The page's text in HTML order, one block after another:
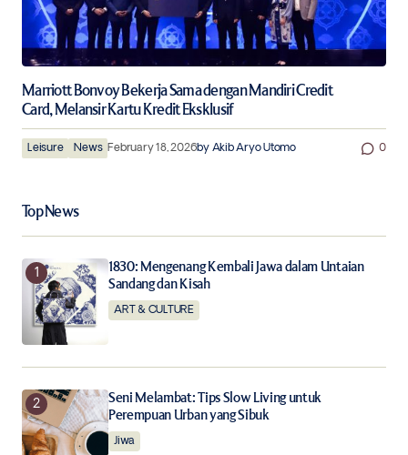
Marriott Bonvoy Bekerja Sama dengan Mandiri Credit
Card, Melansir Kartu Kredit Eksklusif
Leisure News February 18, 2026by Akib Aryo Utomo 0
Top News
1830: Mengenang Kembali Jawa dalam Untaian
Sandang dan Kisah
ART & CULTURE
Seni Melambat: Tips Slow Living untuk
Perempuan Urban yang Sibuk
Jiwa